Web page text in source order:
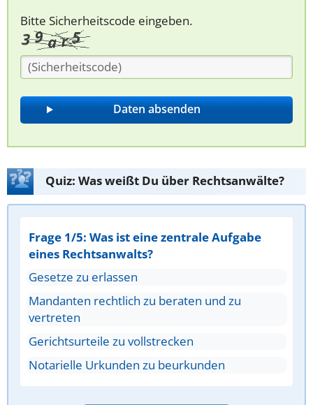
Bitte Sicherheitscode eingeben.
Quiz: Was weißt Du über Rechtsanwälte?
Frage 1/5: Was ist eine zentrale Aufgabe
eines Rechtsanwalts?
Gesetze zu erlassen
Mandanten rechtlich zu beraten und zu
vertreten
Gerichtsurteile zu vollstrecken
Notarielle Urkunden zu beurkunden